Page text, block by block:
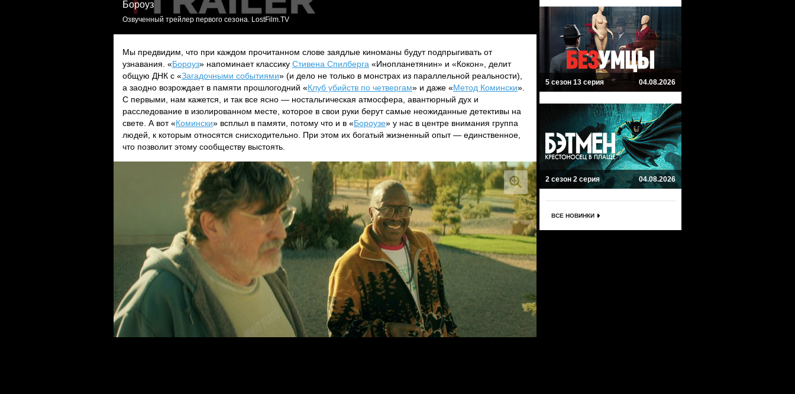
Бороуз
Озвученный трейлер первого сезона. LostFilm.TV
Мы предвидим, что при каждом прочитанном слове заядлые киноманы будут подпрыгивать от
узнавания. «Бороуз» напоминает классику Стивена Спилберга «Инопланетянин» и «Кокон», делит
общую ДНК с «Загадочными событиями» (и дело не только в монстрах из параллельной реальности),
а заодно возрождает в памяти прошлогодний «Клуб убийств по четвергам» и даже «Метод Комински».
С первыми, нам кажется, и так все ясно — ностальгическая атмосфера, авантюрный дух и
расследование в изолированном месте, которое в свои руки берут самые неожиданные детективы на
свете. А вот «Комински» всплыл в памяти, потому что и в «Бороузе» у нас в центре внимания группа
людей, к которым относятся снисходительно. При этом их богатый жизненный опыт — единственное,
что позволит этому сообществу выстоять.
5 сезон 13 серия 04.08.2026
2 сезон 2 серия 04.08.2026
ВСЕ НОВИНКИ